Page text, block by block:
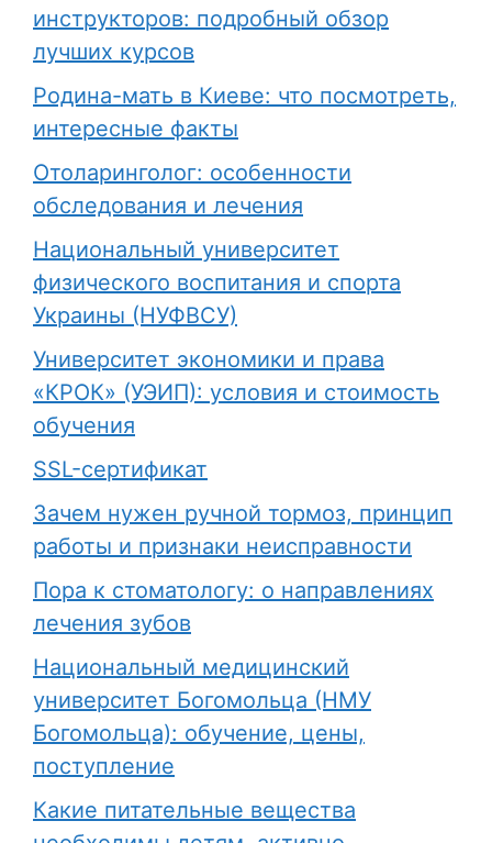
инструкторов: подробный обзор
лучших курсов
Родина-мать в Киеве: что посмотреть,
интересные факты
Отоларинголог: особенности
обследования и лечения
Национальный университет
физического воспитания и спорта
Украины (НУФВСУ)
Университет экономики и права
«КРОК» (УЭИП): условия и стоимость
обучения
SSL-сертификат
Зачем нужен ручной тормоз, принцип
работы и признаки неисправности
Пора к стоматологу: о направлениях
лечения зубов
Национальный медицинский
университет Богомольца (НМУ
Богомольца): обучение, цены,
поступление
Какие питательные вещества